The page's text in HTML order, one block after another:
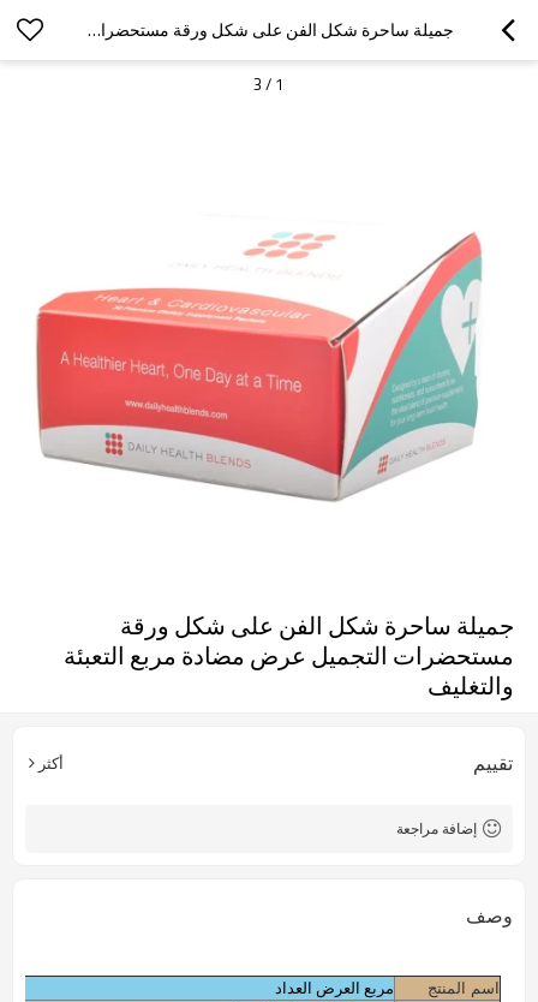
جميلة ساحرة شكل الفن على شكل ورقة مستحضرات التجميل عرض مضادة مربع التعبئة والتغليف
1
/
3
جميلة ساحرة شكل الفن على شكل ورقة
مستحضرات التجميل عرض مضادة مربع التعبئة
والتغليف
تقييم أكثر
إضافة مراجعة
وصف
اسم المنتج مربع العرض العداد